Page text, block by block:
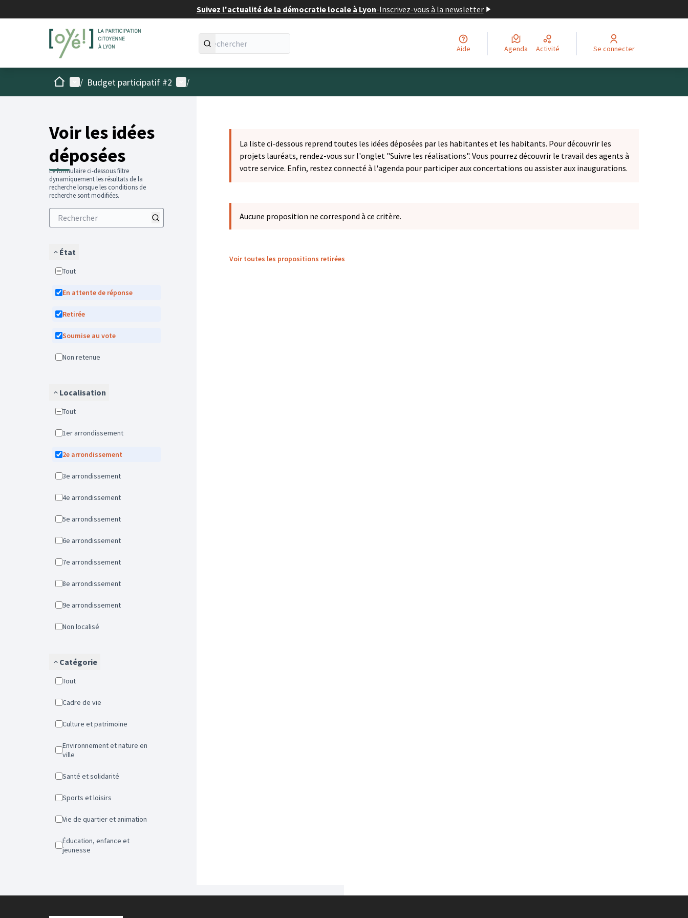
Suivez l'actualité de la démocratie locale à Lyon-Inscrivez-vous à la newsletter
Aide Agenda Activité Se connecter
AccueilMenu principal
/ Budget participatif #2 Menu utilisateur
/
Voir les idées
déposées
Le formulaire ci-dessous filtre
dynamiquement les résultats de la
recherche lorsque les conditions de
recherche sont modifiées.
État
Tout
En attente de réponse
Retirée
Soumise au vote
Non retenue
Localisation
Tout
1er arrondissement
2e arrondissement
3e arrondissement
4e arrondissement
5e arrondissement
6e arrondissement
7e arrondissement
8e arrondissement
9e arrondissement
Non localisé
Catégorie
Tout
Cadre de vie
Culture et patrimoine
Environnement et nature en
ville
Santé et solidarité
Sports et loisirs
Vie de quartier et animation
Éducation, enfance et
jeunesse
La liste ci-dessous reprend toutes les idées déposées par les habitantes et les habitants. Pour découvrir les
projets lauréats, rendez-vous sur l'onglet "Suivre les réalisations". Vous pourrez découvrir le travail des agents à
votre service. Enfin, restez connecté à l'agenda pour participer aux concertations ou assister aux inaugurations.
Aucune proposition ne correspond à ce critère.
Voir toutes les propositions retirées